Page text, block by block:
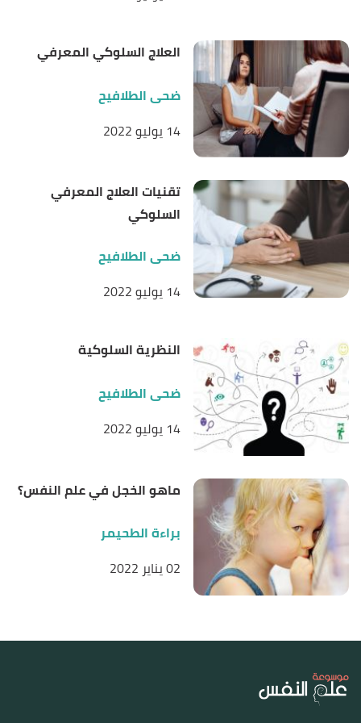
العلاج السلوكي المعرفي
ضحى الطلافيح
14 يوليو 2022
تقنيات العلاج المعرفي
السلوكي
ضحى الطلافيح
14 يوليو 2022
النظرية السلوكية
ضحى الطلافيح
14 يوليو 2022
ماهو الخجل في علم النفس؟
براءة الطحيمر
02 يناير 2022